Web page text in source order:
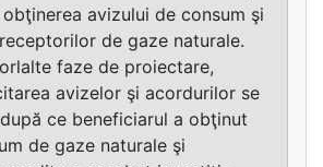
avizului de consum şi
de gaze naturale.
faze de proiectare,
avizelor şi acordurilor se
ce beneficiarul a obţinut
de gaze naturale şi